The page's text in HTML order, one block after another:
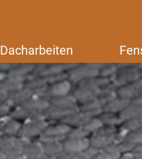
Dacharbeiten